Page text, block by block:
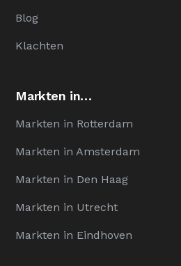
Blog
Klachten
Markten in…
Markten in Rotterdam
Markten in Amsterdam
Markten in Den Haag
Markten in Utrecht
Markten in Eindhoven